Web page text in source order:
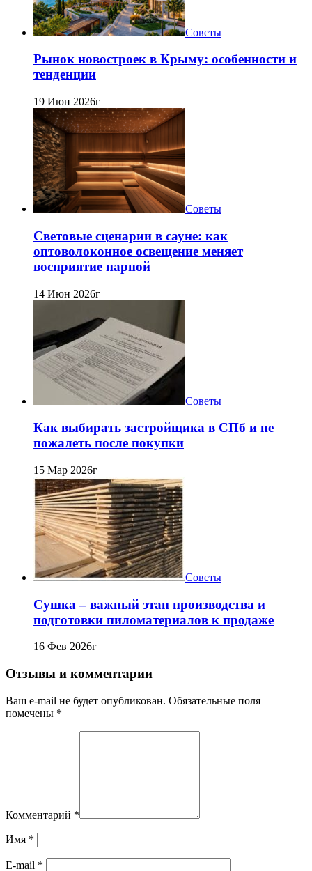
Советы
Рынок новостроек в Крыму: особенности и
тенденции
19 Июн 2026г
Советы
Световые сценарии в сауне: как
оптоволоконное освещение меняет
восприятие парной
14 Июн 2026г
Советы
Как выбирать застройщика в СПб и не
пожалеть после покупки
15 Мар 2026г
Советы
Сушка – важный этап производства и
подготовки пиломатериалов к продаже
16 Фев 2026г
Отзывы и комментарии
Ваш e-mail не будет опубликован. Обязательные поля
помечены *
Комментарий *
Имя *
E-mail *